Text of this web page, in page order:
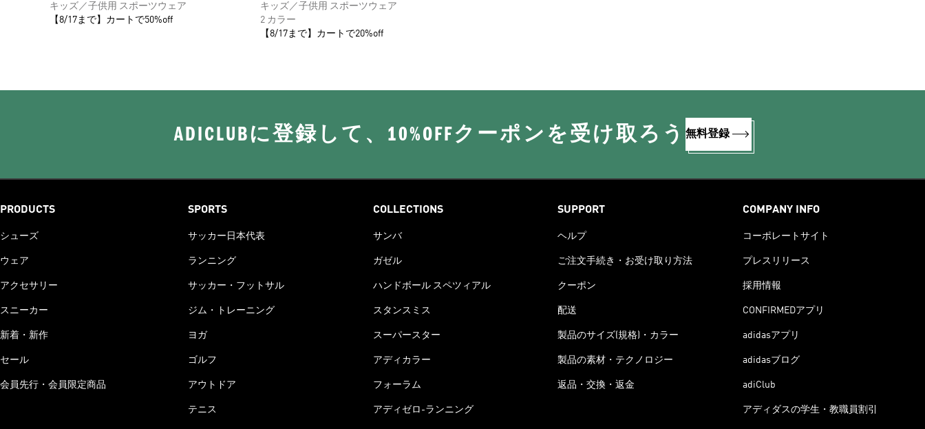
キッズ／子供用 スポーツウェア
【8/17まで】カートで50%off
キッズ／子供用 スポーツウェア
2 カラー
【8/17まで】カートで20%off
ADICLUBに登録して、10%OFFクーポンを受け取ろう 無料登録
PRODUCTS
シューズ
ウェア
アクセサリー
スニーカー
新着・新作
セール
会員先行・会員限定商品
SPORTS
サッカー日本代表
ランニング
サッカー・フットサル
ジム・トレーニング
ヨガ
ゴルフ
アウトドア
テニス
COLLECTIONS
サンバ
ガゼル
ハンドボール スペツィアル
スタンスミス
スーパースター
アディカラー
フォーラム
アディゼロ-ランニング
SUPPORT
ヘルプ
ご注文手続き・お受け取り方法
クーポン
配送
製品のサイズ(規格)・カラー
製品の素材・テクノロジー
返品・交換・返金
COMPANY INFO
コーポレートサイト
プレスリリース
採用情報
CONFIRMEDアプリ
adidasアプリ
adidasブログ
adiClub
アディダスの学生・教職員割引